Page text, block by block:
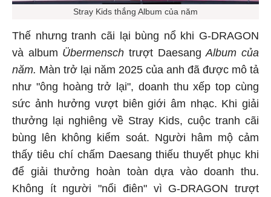
Stray Kids thắng Album của năm
Thế nhưng tranh cãi lại bùng nổ khi G-DRAGON
và album Übermensch trượt Daesang Album của
năm. Màn trở lại năm 2025 của anh đã được mô tả
như "ông hoàng trở lại", doanh thu xếp top cùng
sức ảnh hưởng vượt biên giới âm nhạc. Khi giải
thưởng lại nghiêng về Stray Kids, cuộc tranh cãi
bùng lên không kiểm soát. Người hâm mộ cảm
thấy tiêu chí chấm Daesang thiếu thuyết phục khi
để giải thưởng hoàn toàn dựa vào doanh thu.
Không ít người "nổi điên" vì G-DRAGON trượt